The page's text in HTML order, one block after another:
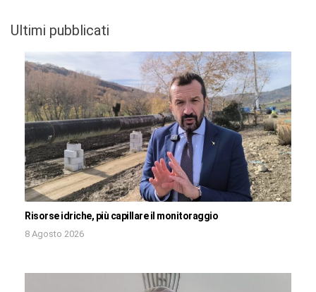
Ultimi pubblicati
Risorse idriche, più capillare il monitoraggio
8 Agosto 2026